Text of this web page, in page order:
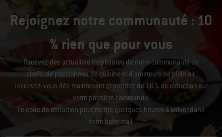
Rejoignez notre communauté : 10
% rien que pour vous
Recevez des actualités inspirantes de notre communauté de
chefs, de passionnés de cuisine et d’amateurs de plein air.
Inscrivez-vous dès maintenant et profitez de 10 % de réduction sur
votre première commande.
Le code de réduction peut mettre quelques heures à arriver dans
votre boîte mail.